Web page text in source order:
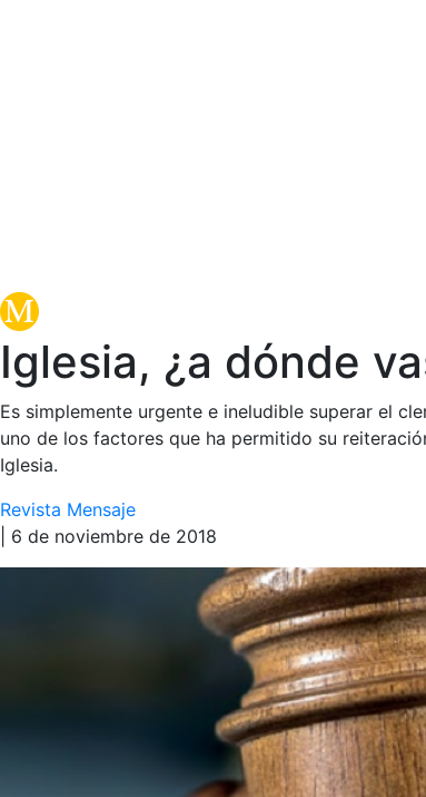
Iglesia, ¿a dónde
Es simplemente urgente e ineludible superar el
uno de los factores que ha permitido su
Iglesia.
Revista Mensaje
| 6 de noviembre de 2018